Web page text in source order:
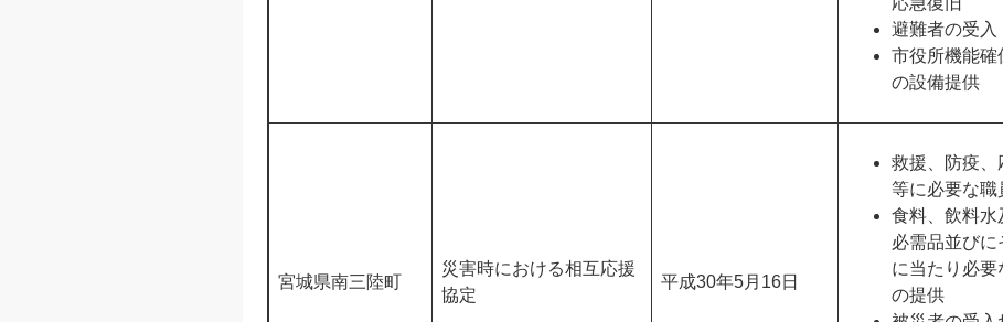
避難者の受入
市役所機能確
の設備提供
宮城県南三陸町
災害時における相互応援
協定
平成30年5月16日
救援、防疫、
等に必要な職
食料、飲料水
必需品並びに
に当たり必要
の提供